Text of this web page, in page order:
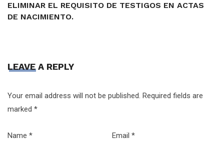
ELIMINAR EL REQUISITO DE TESTIGOS EN ACTAS
DE NACIMIENTO.
LEAVE A REPLY
Your email address will not be published. Required fields are
marked *
Name * Email *